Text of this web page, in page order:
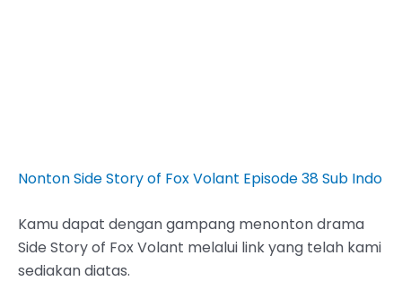
Nonton Side Story of Fox Volant Episode 38 Sub Indo
Kamu dapat dengan gampang menonton drama
Side Story of Fox Volant melalui link yang telah kami
sediakan diatas.